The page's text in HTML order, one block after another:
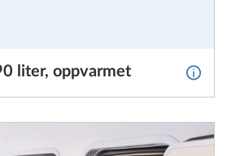
liter, oppvarmet Mer